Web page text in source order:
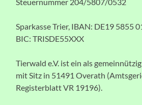
Sparkasse Trier, IBAN: DE19 5855
BIC: TRISDE55XXX
Tierwald e.V. ist ein als
mit Sitz in 51491 Overath
Registerblatt VR 19196).